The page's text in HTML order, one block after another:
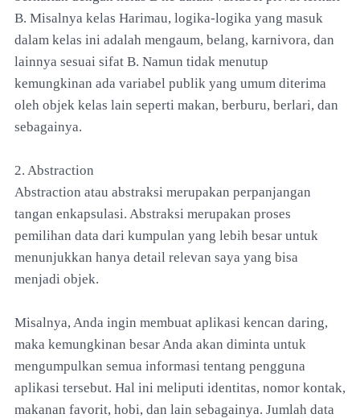
B. Misalnya kelas Harimau, logika-logika yang masuk
dalam kelas ini adalah mengaum, belang, karnivora, dan
lainnya sesuai sifat B. Namun tidak menutup
kemungkinan ada variabel publik yang umum diterima
oleh objek kelas lain seperti makan, berburu, berlari, dan
sebagainya.
2. Abstraction
Abstraction atau abstraksi merupakan perpanjangan
tangan enkapsulasi. Abstraksi merupakan proses
pemilihan data dari kumpulan yang lebih besar untuk
menunjukkan hanya detail relevan saya yang bisa
menjadi objek.
Misalnya, Anda ingin membuat aplikasi kencan daring,
maka kemungkinan besar Anda akan diminta untuk
mengumpulkan semua informasi tentang pengguna
aplikasi tersebut. Hal ini meliputi identitas, nomor kontak,
makanan favorit, hobi, dan lain sebagainya. Jumlah data